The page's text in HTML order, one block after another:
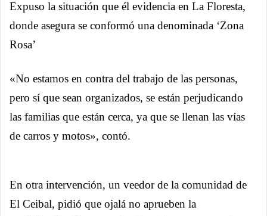
Expuso la situación que él evidencia en La Floresta,
donde asegura se conformó una denominada ‘Zona
Rosa’
«No estamos en contra del trabajo de las personas,
pero sí que sean organizados, se están perjudicando
las familias que están cerca, ya que se llenan las vías
de carros y motos», contó.
En otra intervención, un veedor de la comunidad de
El Ceibal, pidió que ojalá no aprueben la